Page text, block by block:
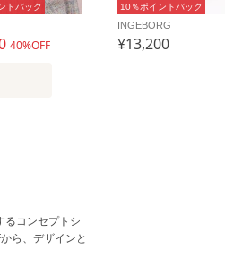
トバック
40%OFF
10％ポイントバック
INGEBORG
¥13,200
るコンセプトシ
ら、デザインと